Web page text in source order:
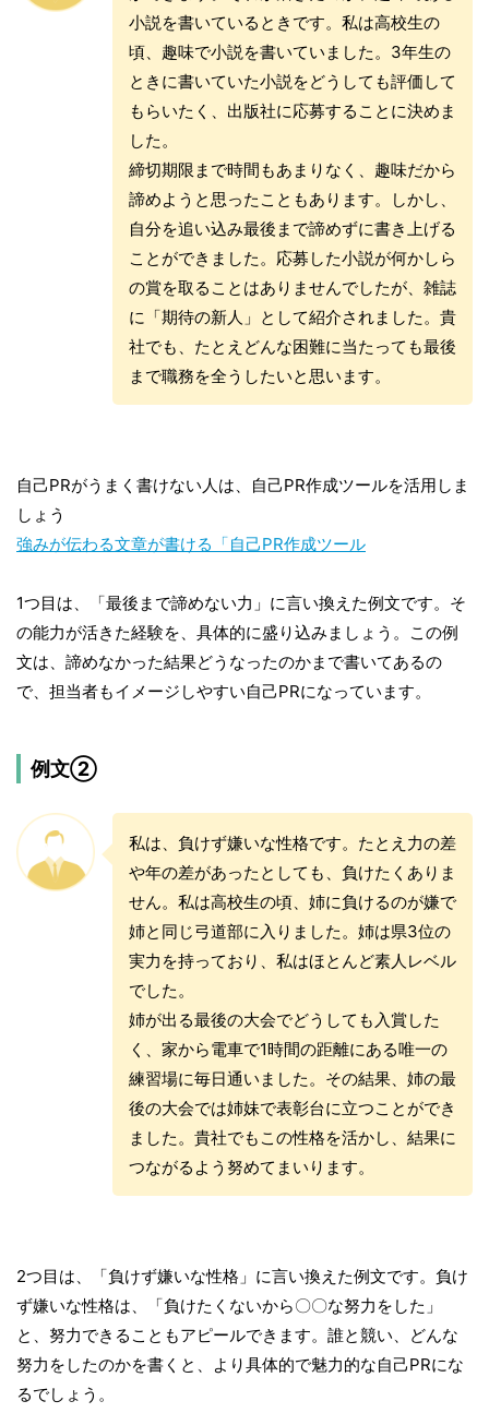
小説を書いているときです。私は高校生の
頃、趣味で小説を書いていました。3年生の
ときに書いていた小説をどうしても評価して
もらいたく、出版社に応募することに決めま
した。
締切期限まで時間もあまりなく、趣味だから
諦めようと思ったこともあります。しかし、
自分を追い込み最後まで諦めずに書き上げる
ことができました。応募した小説が何かしら
の賞を取ることはありませんでしたが、雑誌
に「期待の新人」として紹介されました。貴
社でも、たとえどんな困難に当たっても最後
まで職務を全うしたいと思います。
自己PRがうまく書けない人は、自己PR作成ツールを活用しま
しょう
強みが伝わる文章が書ける「自己PR作成ツール
1つ目は、「最後まで諦めない力」に言い換えた例文です。そ
の能力が活きた経験を、具体的に盛り込みましょう。この例
文は、諦めなかった結果どうなったのかまで書いてあるの
で、担当者もイメージしやすい自己PRになっています。
例文②
私は、負けず嫌いな性格です。たとえ力の差
や年の差があったとしても、負けたくありま
せん。私は高校生の頃、姉に負けるのが嫌で
姉と同じ弓道部に入りました。姉は県3位の
実力を持っており、私はほとんど素人レベル
でした。
姉が出る最後の大会でどうしても入賞した
く、家から電車で1時間の距離にある唯一の
練習場に毎日通いました。その結果、姉の最
後の大会では姉妹で表彰台に立つことができ
ました。貴社でもこの性格を活かし、結果に
つながるよう努めてまいります。
2つ目は、「負けず嫌いな性格」に言い換えた例文です。負け
ず嫌いな性格は、「負けたくないから〇〇な努力をした」
と、努力できることもアピールできます。誰と競い、どんな
努力をしたのかを書くと、より具体的で魅力的な自己PRにな
るでしょう。